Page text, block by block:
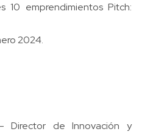
10 emprendimientos Pitch:
2024.
Director de Innovación y